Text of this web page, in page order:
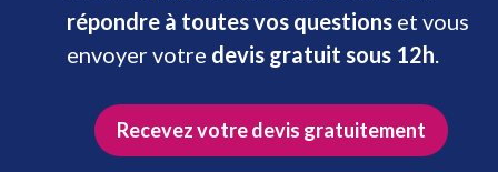
répondre à toutes vos questions et vous
envoyer votre devis gratuit sous 12h.
Recevez votre devis gratuitement